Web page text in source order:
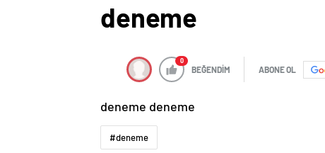
deneme
0
BEĞENDİM ABONE OL
deneme deneme
#deneme